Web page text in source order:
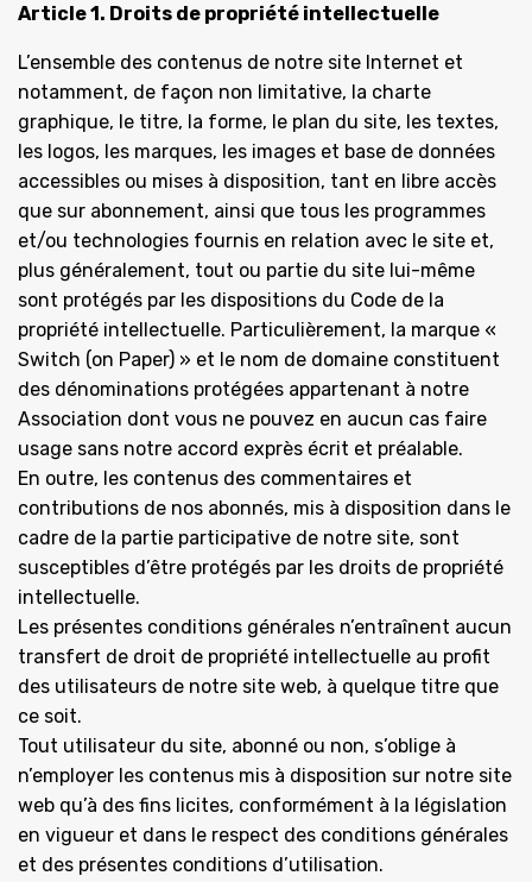
Article 1. Droits de propriété intellectuelle
L’ensemble des contenus de notre site Internet et
notamment, de façon non limitative, la charte
graphique, le titre, la forme, le plan du site, les textes,
les logos, les marques, les images et base de données
accessibles ou mises à disposition, tant en libre accès
que sur abonnement, ainsi que tous les programmes
et/ou technologies fournis en relation avec le site et,
plus généralement, tout ou partie du site lui-même
sont protégés par les dispositions du Code de la
propriété intellectuelle. Particulièrement, la marque «
Switch (on Paper) » et le nom de domaine constituent
des dénominations protégées appartenant à notre
Association dont vous ne pouvez en aucun cas faire
usage sans notre accord exprès écrit et préalable.
En outre, les contenus des commentaires et
contributions de nos abonnés, mis à disposition dans le
cadre de la partie participative de notre site, sont
susceptibles d’être protégés par les droits de propriété
intellectuelle.
Les présentes conditions générales n’entraînent aucun
transfert de droit de propriété intellectuelle au profit
des utilisateurs de notre site web, à quelque titre que
ce soit.
Tout utilisateur du site, abonné ou non, s’oblige à
n’employer les contenus mis à disposition sur notre site
web qu’à des fins licites, conformément à la législation
en vigueur et dans le respect des conditions générales
et des présentes conditions d’utilisation.